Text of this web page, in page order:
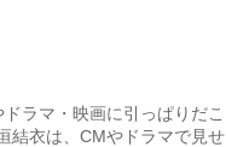
ラマ・映画に引っぱりだこ
結衣は、CMやドラマで見せ